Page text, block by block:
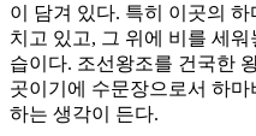
이 담겨 있다. 특히 이곳의
치고 있고, 그 위에 비를 세
습이다. 조선왕조를 건국한
곳이기에 수문장으로서 하
하는 생각이 든다.